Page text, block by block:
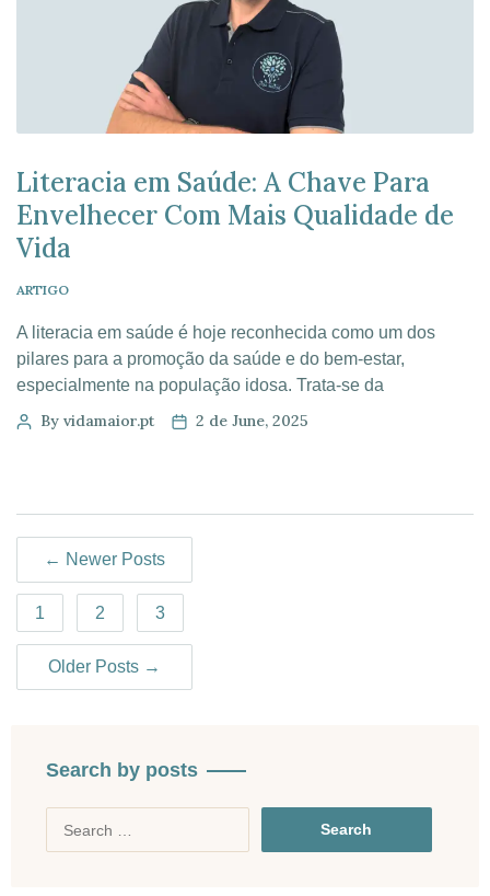
Literacia em Saúde: A Chave Para
Envelhecer Com Mais Qualidade de
Vida
ARTIGO
A literacia em saúde é hoje reconhecida como um dos
pilares para a promoção da saúde e do bem-estar,
especialmente na população idosa. Trata-se da
capacidade que cada pessoa tem de aceder, compreender,
[…]
By vidamaior.pt 2 de June, 2025
← Newer Posts
1 2 3
Older Posts →
Search by posts